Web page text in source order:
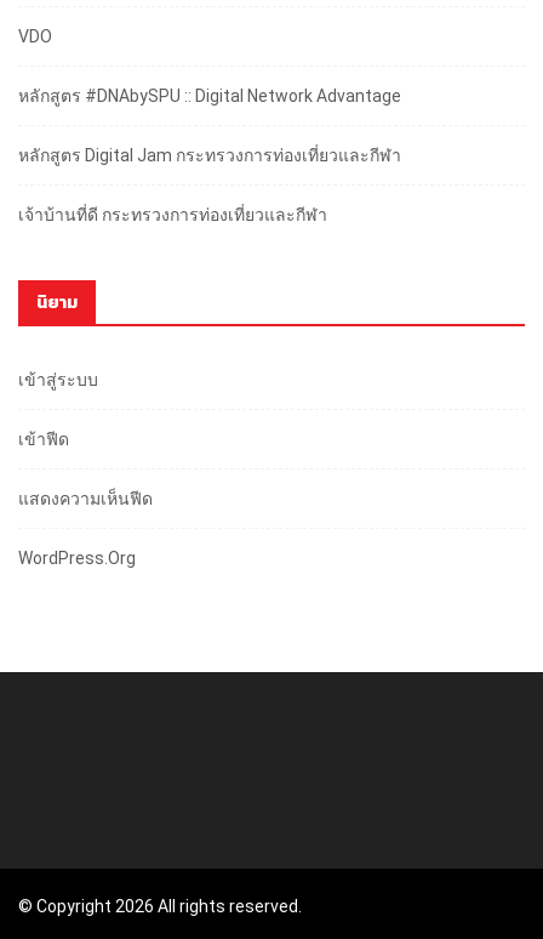
VDO
หลักสูตร #DNAbySPU :: Digital Network Advantage
หลักสูตร Digital Jam กระทรวงการท่องเที่ยวและกีฬา
เจ้าบ้านที่ดี กระทรวงการท่องเที่ยวและกีฬา
นิยาม
เข้าสู่ระบบ
เข้าฟีด
แสดงความเห็นฟีด
WordPress.org
© Copyright 2026 All rights reserved.